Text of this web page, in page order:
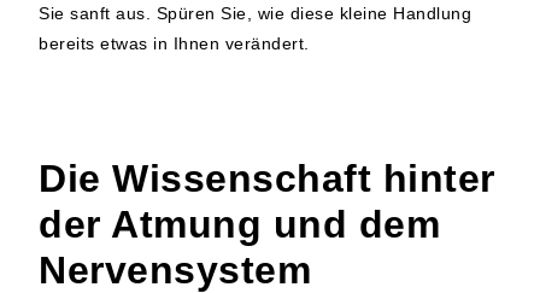
Sie sanft aus. Spüren Sie, wie diese kleine Handlung
bereits etwas in Ihnen verändert.
Die Wissenschaft hinter
der Atmung und dem
Nervensystem